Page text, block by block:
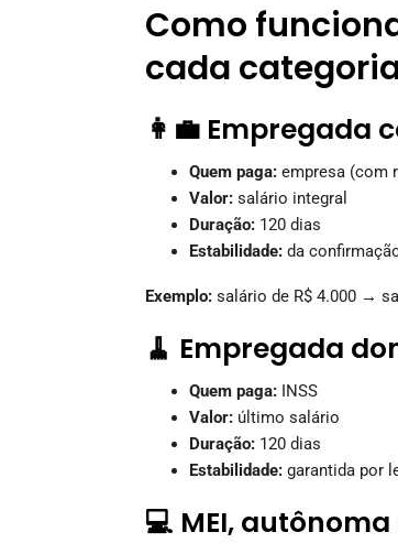
Como
cada
👩‍💼 Empregada
Quem paga: empresa (com
Valor: salário integral
Duração: 120 dias
Estabilidade: da
Exemplo: salário de R$ 4.000 →
🧹 Empregada
Quem paga: INSS
Valor: último salário
Duração: 120 dias
Estabilidade: garantida por
💻 MEI,